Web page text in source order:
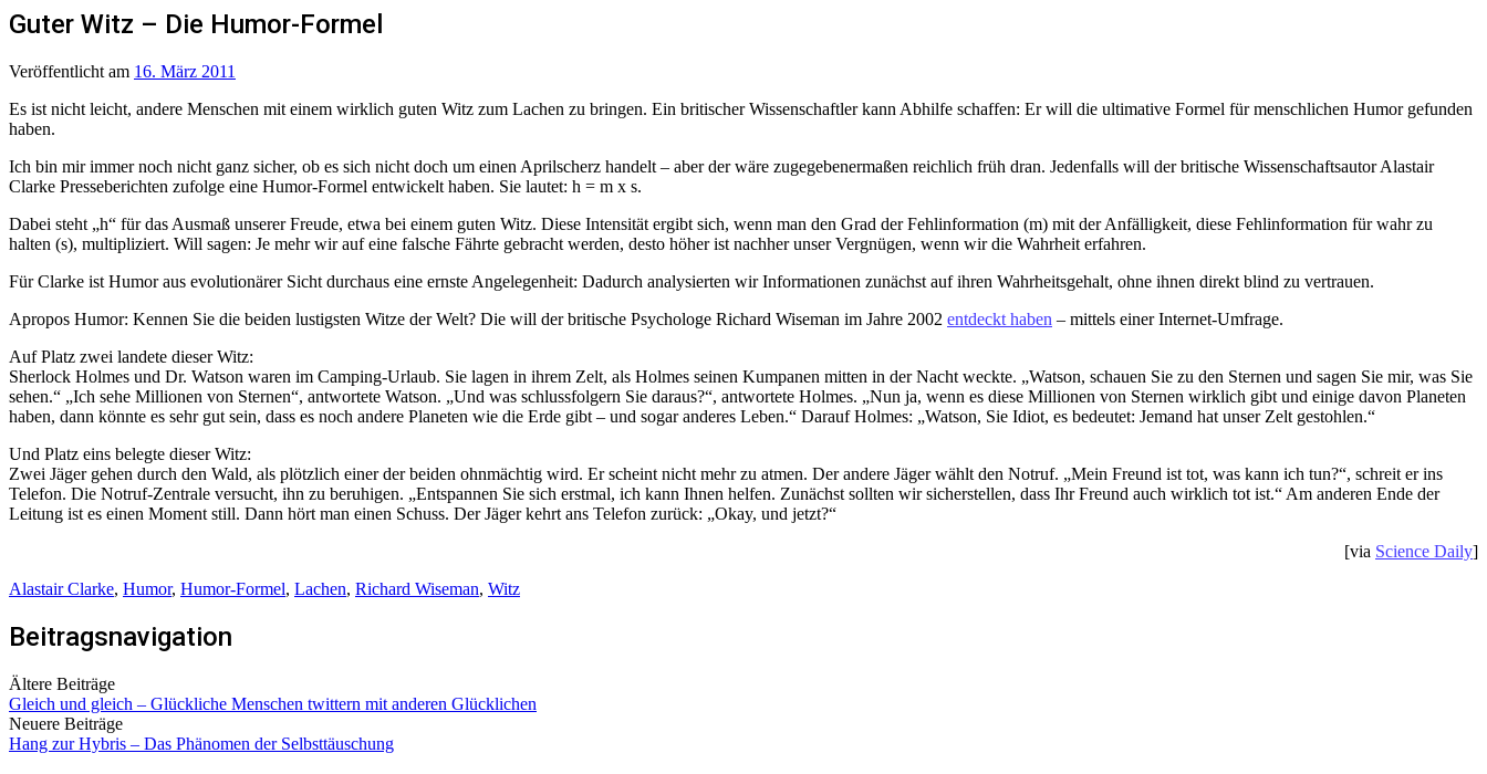
Guter Witz – Die Humor-Formel
Veröffentlicht am 16. März 2011
Es ist nicht leicht, andere Menschen mit einem wirklich guten Witz zum Lachen zu bringen. Ein britischer Wissenschaftler kann Abhilfe schaffen: Er will die ultimative Formel für menschlichen Humor gefunden
haben.
Ich bin mir immer noch nicht ganz sicher, ob es sich nicht doch um einen Aprilscherz handelt – aber der wäre zugegebenermaßen reichlich früh dran. Jedenfalls will der britische Wissenschaftsautor Alastair
Clarke Presseberichten zufolge eine Humor-Formel entwickelt haben. Sie lautet: h = m x s.
Dabei steht „h“ für das Ausmaß unserer Freude, etwa bei einem guten Witz. Diese Intensität ergibt sich, wenn man den Grad der Fehlinformation (m) mit der Anfälligkeit, diese Fehlinformation für wahr zu
halten (s), multipliziert. Will sagen: Je mehr wir auf eine falsche Fährte gebracht werden, desto höher ist nachher unser Vergnügen, wenn wir die Wahrheit erfahren.
Für Clarke ist Humor aus evolutionärer Sicht durchaus eine ernste Angelegenheit: Dadurch analysierten wir Informationen zunächst auf ihren Wahrheitsgehalt, ohne ihnen direkt blind zu vertrauen.
Apropos Humor: Kennen Sie die beiden lustigsten Witze der Welt? Die will der britische Psychologe Richard Wiseman im Jahre 2002 entdeckt haben – mittels einer Internet-Umfrage.
Auf Platz zwei landete dieser Witz:
Sherlock Holmes und Dr. Watson waren im Camping-Urlaub. Sie lagen in ihrem Zelt, als Holmes seinen Kumpanen mitten in der Nacht weckte. „Watson, schauen Sie zu den Sternen und sagen Sie mir, was Sie
sehen.“ „Ich sehe Millionen von Sternen“, antwortete Watson. „Und was schlussfolgern Sie daraus?“, antwortete Holmes. „Nun ja, wenn es diese Millionen von Sternen wirklich gibt und einige davon Planeten
haben, dann könnte es sehr gut sein, dass es noch andere Planeten wie die Erde gibt – und sogar anderes Leben.“ Darauf Holmes: „Watson, Sie Idiot, es bedeutet: Jemand hat unser Zelt gestohlen.“
Und Platz eins belegte dieser Witz:
Zwei Jäger gehen durch den Wald, als plötzlich einer der beiden ohnmächtig wird. Er scheint nicht mehr zu atmen. Der andere Jäger wählt den Notruf. „Mein Freund ist tot, was kann ich tun?“, schreit er ins
Telefon. Die Notruf-Zentrale versucht, ihn zu beruhigen. „Entspannen Sie sich erstmal, ich kann Ihnen helfen. Zunächst sollten wir sicherstellen, dass Ihr Freund auch wirklich tot ist.“ Am anderen Ende der
Leitung ist es einen Moment still. Dann hört man einen Schuss. Der Jäger kehrt ans Telefon zurück: „Okay, und jetzt?“
[via Science Daily]
Alastair Clarke, Humor, Humor-Formel, Lachen, Richard Wiseman, Witz
Beitragsnavigation
Ältere Beiträge
Gleich und gleich – Glückliche Menschen twittern mit anderen Glücklichen
Neuere Beiträge
Hang zur Hybris – Das Phänomen der Selbsttäuschung